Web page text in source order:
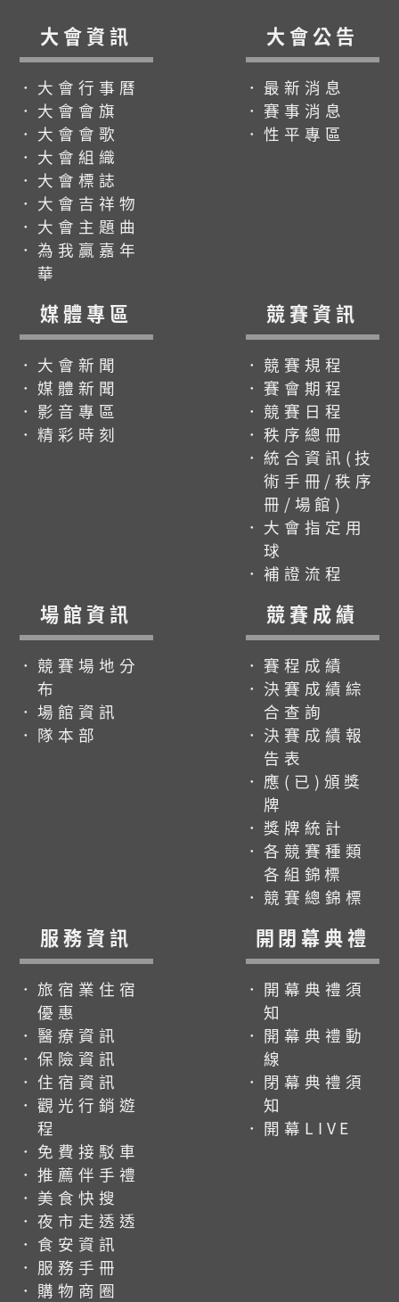
大會資訊
．大會行事曆
．大會會旗
．大會會歌
．大會組織
．大會標誌
．大會吉祥物
．大會主題曲
．為我贏嘉年
華
大會公告
．最新消息
．賽事消息
．性平專區
媒體專區
．大會新聞
．媒體新聞
．影音專區
．精彩時刻
競賽資訊
．競賽規程
．賽會期程
．競賽日程
．秩序總冊
．統合資訊(技
術手冊/秩序
冊/場館)
．大會指定用
球
．補證流程
場館資訊
．競賽場地分
布
．場館資訊
．隊本部
競賽成績
．賽程成績
．決賽成績綜
合查詢
．決賽成績報
告表
．應(已)頒獎
牌
．獎牌統計
．各競賽種類
各組錦標
．競賽總錦標
服務資訊
．旅宿業住宿
優惠
．醫療資訊
．保險資訊
．住宿資訊
．觀光行銷遊
程
．免費接駁車
．推薦伴手禮
．美食快搜
．夜市走透透
．食安資訊
．服務手冊
．購物商圈
開閉幕典禮
．開幕典禮須
知
．開幕典禮動
線
．閉幕典禮須
知
．開幕LIVE